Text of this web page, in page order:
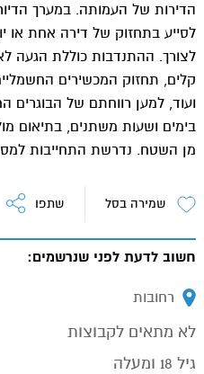
לסייע בתחזוק של דירה אחת או
לצורך. ההתנדבות כוללת הגעה
קלים, תחזוק המכשירים
ועוד, למען רווחתם של הבוגרים
בימים ושעות משתנים, בתיאום
מן השטח. נדרשת התחייבות
שמירה בסל שתפו
חשוב לדעת לפני שנרשמים:
מיקום:
רחובות
לא מתאים לקבוצות
גיל 18 ומעלה